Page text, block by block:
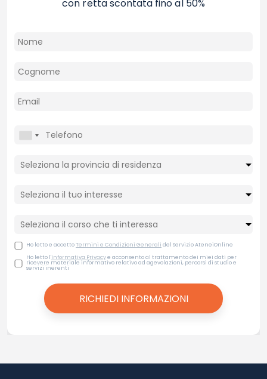
con retta scontata fino al 50%
Ho letto e accettoTermini e Condizioni Generali del Servizio AteneiOnline
Ho letto l'Informativa Privacye acconsento al trattamento dei miei dati per
ricevere materiale informativo relativo ad agevolazioni, percorsi di studio e
servizi inerenti